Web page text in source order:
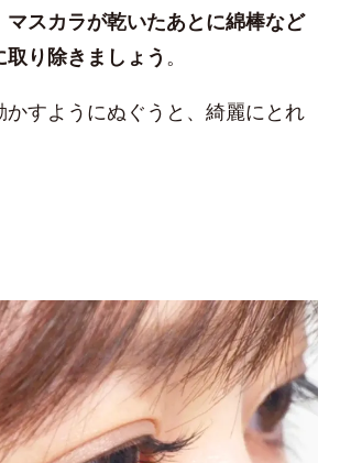
マスカラが乾いたあとに綿棒など
り除きましょう 。
かすようにぬぐうと、綺麗にとれ